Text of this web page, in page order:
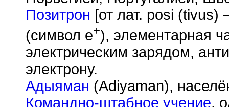
Позитрон [от лат. posi
(символ е+), элементарная
электрическим зарядом,
электрону.
Адыяман (Adiyaman),
Командно-штабное учение,